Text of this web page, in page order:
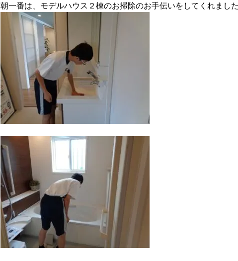
朝一番は、モデルハウス２棟のお掃除のお手伝いをしてくれまし